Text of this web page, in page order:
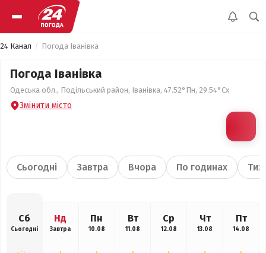
24 Канал Погода Іванівка
Погода Іванівка
Одеська обл., Подільський район, Іванівка, 47.52°Пн, 29.54°Сх
Змінити місто
Сьогодні Завтра Вчора По годинах
Сб
Сьогодні
Нд
Завтра
Пн
10.08
Вт
11.08
Ср
12.08
Чт
13.08
Пт
14.08